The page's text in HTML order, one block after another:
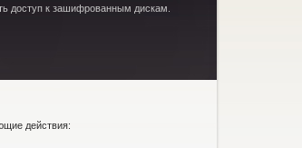
доступ к зашифрованным дискам.
действия: